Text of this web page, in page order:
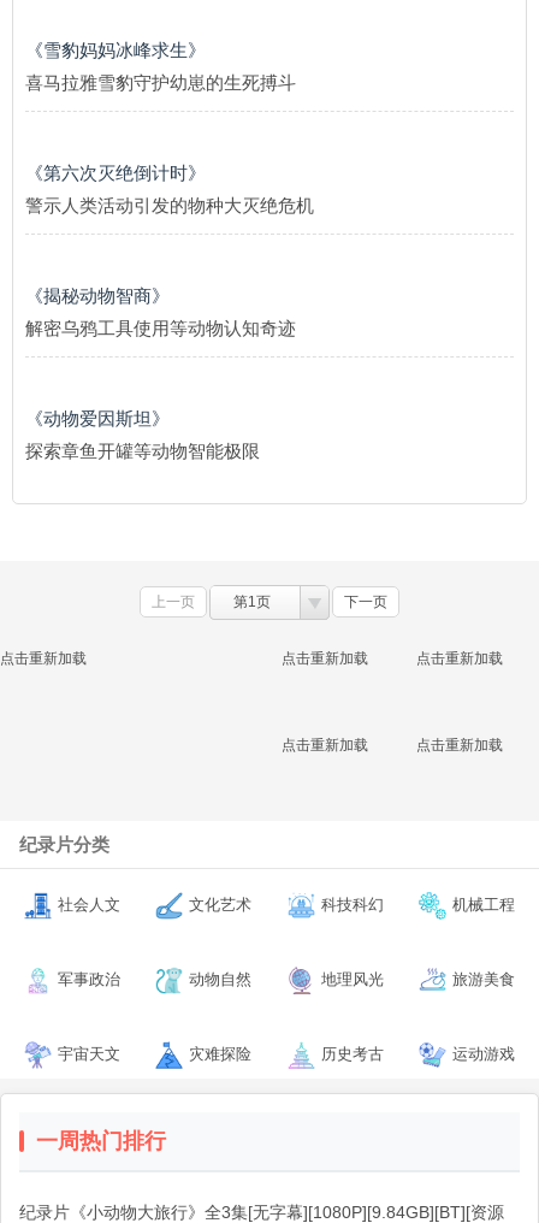
《雪豹妈妈冰峰求生》
喜马拉雅雪豹守护幼崽的生死搏斗
《第六次灭绝倒计时》
警示人类活动引发的物种大灭绝危机
《揭秘动物智商》
解密乌鸦工具使用等动物认知奇迹
《动物爱因斯坦》
探索章鱼开罐等动物智能极限
上一页 第1页 下一页
点击重新加载 点击重新加载 点击重新加载
点击重新加载 点击重新加载
纪录片分类
社会人文 文化艺术 科技科幻 机械工程
军事政治 动物自然 地理风光 旅游美食
宇宙天文 灾难探险 历史考古 运动游戏
一周热门排行
纪录片《小动物大旅行》全3集[无字幕][1080P][9.84GB][BT][资源